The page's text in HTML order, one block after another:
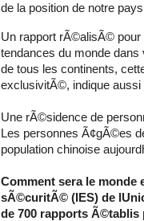
de la position de notre
Un rapport rÃ©alisÃ© pour
tendances du monde
de tous les continents,
exclusivitÃ©, indique aussi
Une rÃ©sidence de
Les personnes Ã¢gÃ©es
population chinoise
Comment sera le monde
sÃ©curitÃ© (IES) de
de 700 rapports